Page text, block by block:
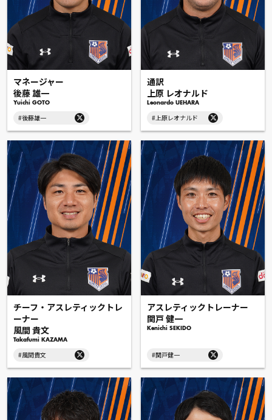
マネージャー
後藤 雄一
Yuichi GOTO
#後藤雄一
通訳
上原 レオナルド
Leonardo UEHARA
#上原レオナルド
チーフ・アスレティックトレ
ーナー
風間 貴文
Takafumi KAZAMA
#風間貴文
アスレティックトレーナー
関戸 健一
Kenichi SEKIDO
#関戸健一